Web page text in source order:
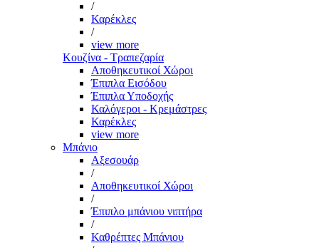
/
Καρέκλες
/
view more
Κουζίνα - Τραπεζαρία
Αποθηκευτικοί Χώροι
Έπιπλα Εισόδου
Έπιπλα Υποδοχής
Καλόγεροι - Κρεμάστρες
Καρέκλες
view more
Μπάνιο
Αξεσουάρ
/
Αποθηκευτικοί Χώροι
/
Έπιπλο μπάνιου νιπτήρα
/
Καθρέπτες Μπάνιου